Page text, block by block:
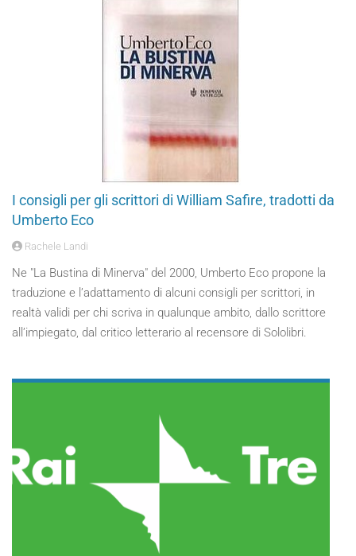
I consigli per gli scrittori di William Safire, tradotti da
Umberto Eco
Rachele Landi
Ne "La Bustina di Minerva" del 2000, Umberto Eco propone la
traduzione e l’adattamento di alcuni consigli per scrittori, in
realtà validi per chi scriva in qualunque ambito, dallo scrittore
all’impiegato, dal critico letterario al recensore di Sololibri.